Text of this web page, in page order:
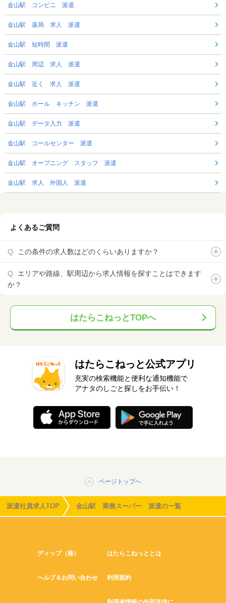
金山駅 コンビニ 派遣
金山駅 薬局 求人 派遣
金山駅 短時間 派遣
金山駅 周辺 求人 派遣
金山駅 近く 求人 派遣
金山駅 ホール キッチン 派遣
金山駅 データ入力 派遣
金山駅 コールセンター 派遣
金山駅 オープニング スタッフ 派遣
金山駅 求人 外国人 派遣
よくあるご質問
この条件の求人数はどのくらいありますか？
エリアや路線、駅周辺から求人情報を探すことはできます
か？
はたらこねっとTOPへ
はたらこねっと公式アプリ
充実の検索機能と便利な通知機能で
アナタのしごと探しをお手伝い！
ページトップへ
派遣社員求人TOP 金山駅 業務スーパー 派遣の一覧
ディップ（株） はたらこねっととは
ヘルプ＆お問い合わせ 利用規約